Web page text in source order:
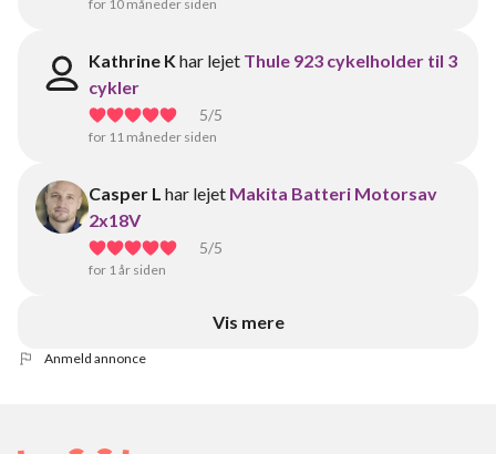
for 10 måneder siden
Kathrine K har lejet Thule 923 cykelholder til 3
cykler
5/5
for 11 måneder siden
Casper L har lejet Makita Batteri Motorsav
2x18V
5/5
for 1 år siden
Vis mere
Anmeld annonce